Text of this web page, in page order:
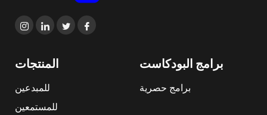
المنتجات
للمبدعين
للمستمعين
برامج البودكاست
برامج حصرية